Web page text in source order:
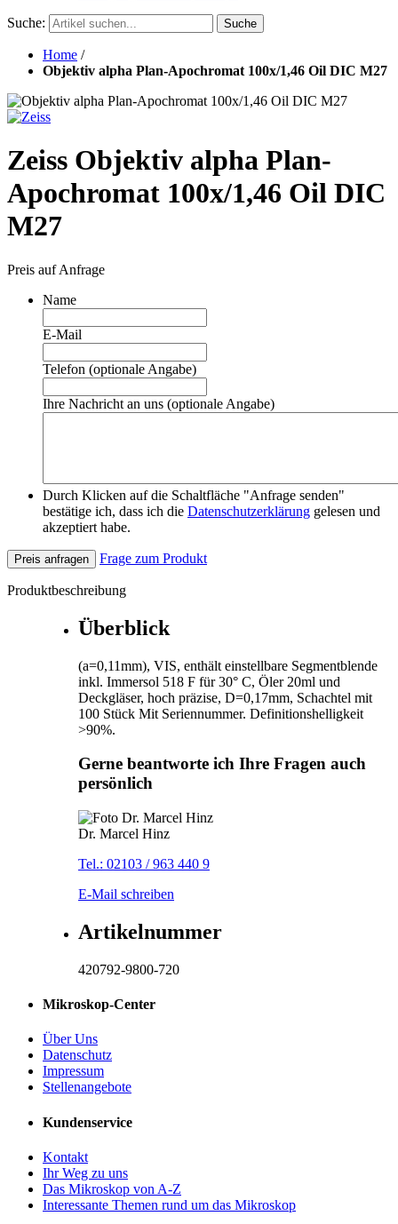
Suche: Suche
Home /
Objektiv alpha Plan-Apochromat 100x/1,46 Oil DIC M27
Zeiss Objektiv alpha Plan-
Apochromat 100x/1,46 Oil DIC
M27
Preis auf Anfrage
Name
E-Mail
Telefon (optionale Angabe)
Ihre Nachricht an uns (optionale Angabe)
Durch Klicken auf die Schaltfläche "Anfrage senden"
bestätige ich, dass ich die Datenschutzerklärung gelesen und
akzeptiert habe.
Preis anfragen Frage zum Produkt
Produktbeschreibung
Überblick
(a=0,11mm), VIS, enthält einstellbare Segmentblende
inkl. Immersol 518 F für 30° C, Öler 20ml und
Deckgläser, hoch präzise, D=0,17mm, Schachtel mit
100 Stück Mit Seriennummer. Definitionshelligkeit
>90%.
Gerne beantworte ich Ihre Fragen auch
persönlich
Dr. Marcel Hinz
Tel.: 02103 / 963 440 9
E-Mail schreiben
Artikelnummer
420792-9800-720
Mikroskop-Center
Über Uns
Datenschutz
Impressum
Stellenangebote
Kundenservice
Kontakt
Ihr Weg zu uns
Das Mikroskop von A-Z
Interessante Themen rund um das Mikroskop